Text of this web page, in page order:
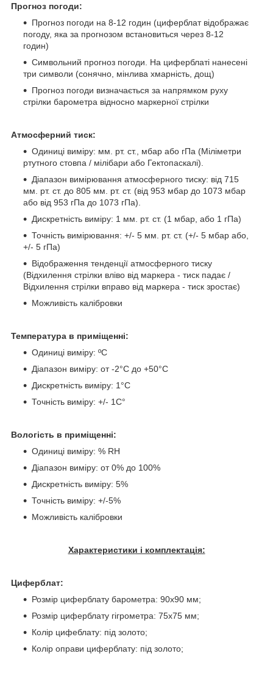
Прогноз погоди:
Прогноз погоди на 8-12 годин (циферблат відображає
погоду, яка за прогнозом встановиться через 8-12
годин)
Символьний прогноз погоди. На циферблаті нанесені
три символи (сонячно, мінлива хмарність, дощ)
Прогноз погоди визначається за напрямком руху
стрілки барометра відносно маркерної стрілки
Атмосферний тиск:
Одиниці виміру: мм. рт. ст., мбар або гПа (Міліметри
ртутного стовпа / мілібари або Гектопаскалі).
Діапазон вимірювання атмосферного тиску: від 715
мм. рт. ст. до 805 мм. рт. ст. (від 953 мбар до 1073 мбар
або від 953 гПа до 1073 гПа).
Дискретність виміру: 1 мм. рт. ст. (1 мбар, або 1 гПа)
Точність вимірювання: +/- 5 мм. рт. ст. (+/- 5 мбар або,
+/- 5 гПа)
Відображення тенденції атмосферного тиску
(Відхилення стрілки вліво від маркера - тиск падає /
Відхилення стрілки вправо від маркера - тиск зростає)
Можливість калібровки
Температура в приміщенні:
Одиниці виміру: ºС
Діапазон виміру: от -2°C до +50°C
Дискретність виміру: 1°C
Точність виміру: +/- 1C°
Вологість в приміщенні:
Одиниці виміру: % RH
Діапазон виміру: от 0% до 100%
Дискретність виміру: 5%
Точність виміру: +/-5%
Можливість калібровки
Характеристики і комплектація:
Циферблат:
Розмір циферблату барометра: 90x90 мм;
Розмір циферблату гігрометра: 75x75 мм;
Колір цифеблату: під золото;
Колір оправи циферблату: під золото;